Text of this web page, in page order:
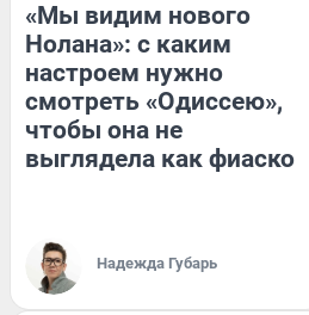
«Мы видим нового
Нолана»: с каким
настроем нужно
смотреть «Одиссею»,
чтобы она не
выглядела как фиаско
Надежда Губарь